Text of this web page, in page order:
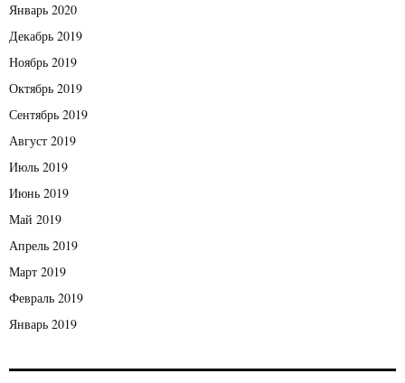
Январь 2020
Декабрь 2019
Ноябрь 2019
Октябрь 2019
Сентябрь 2019
Август 2019
Июль 2019
Июнь 2019
Май 2019
Апрель 2019
Март 2019
Февраль 2019
Январь 2019